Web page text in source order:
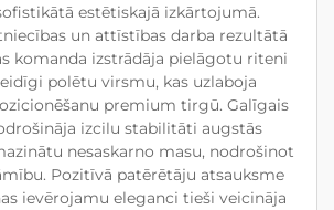
estētiskajā izkārtojumā.
un attīstības darba rezultātā
komanda izstrādāja pielāgotu riteni
polētu virsmu, kas uzlaboja
premium tirgū. Galīgais
izcilu stabilitāti augstās
nesaskarno masu, nodrošinot
Pozitīvā patērētāju atsauksme
ievērojamu eleganci tieši veicināja